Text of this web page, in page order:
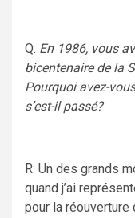
Q: En 1986, vous
bicentenaire de la
Pourquoi avez-
s’est-il passé?
R: Un des grands
quand j’ai
pour la réouverture